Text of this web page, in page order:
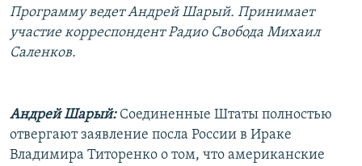
поиску
СЕВЕР.РЕАЛИИ
СИБИРЬ.РЕАЛИИ
СОЦИАЛЬНЫЕ СЕТИ
Программу ведет Андрей Шарый. Принимает
участие корреспондент Радио Свобода Михаил
Саленков.
Андрей Шарый:Соединенные Штаты полностью
отвергают заявление посла России в Ираке
Владимира Титоренко о том, что американские